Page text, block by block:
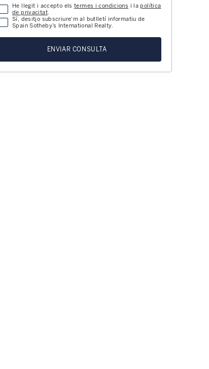
He llegit i accepto els termes i condicions i lapolítica
de privacitat.
Sí, desitjo subscriure'm al butlletí informatiu de
Spain Sotheby’s International Realty.
ENVIAR CONSULTA